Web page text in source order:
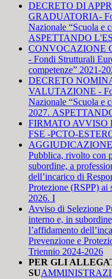
DECRETO DI
GRADUATORIA-
Nazionale “Scuola e
ASPETTANDO
CONVOCAZIONE
- Fondi Strutturali
competenze” 2021-
DECRETO
VALUTAZIONE -
Nazionale “Scuola e
2027.
FIRMATO AVVISO
FSE -PCTO-
Pubblica, rivolto con
subordine, a
dell’incarico di
Protezione (RSPP)
2026. I
Avviso di Selezione
interno e, in
l’affidamento
Prevenzione e
Triennio 2024-2026
PER GLI
SU